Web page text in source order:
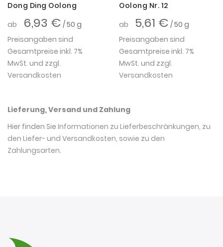
Dong Ding Oolong
ab
6,93 € / 50 g
Preisangaben sind
Gesamtpreise inkl. 7%
MwSt. und zzgl.
Versandkosten
Oolong Nr. 12
ab
5,61 € / 50 g
Preisangaben sind
Gesamtpreise inkl. 7%
MwSt. und zzgl.
Versandkosten
Lieferung, Versand und Zahlung
Hier finden Sie Informationen zu Lieferbeschränkungen, zu
den Liefer- und Versandkosten, sowie zu den
Zahlungsarten.